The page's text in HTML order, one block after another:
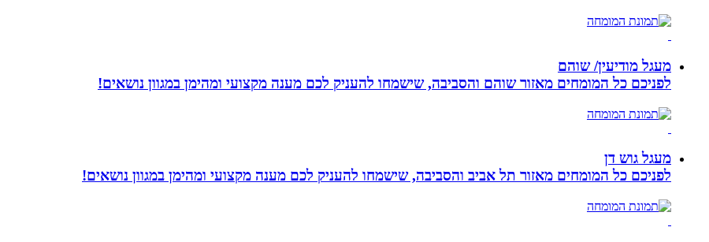
מעגל מודיעין/ שוהם
לפניכם כל המומחים מאזור שוהם והסביבה, שישמחו להעניק לכם מענה מקצועי ומהימן במגוון נושאים!
מעגל גוש דן
לפניכם כל המומחים מאזור תל אביב והסביבה, שישמחו להעניק לכם מענה מקצועי ומהימן במגוון נושאים!